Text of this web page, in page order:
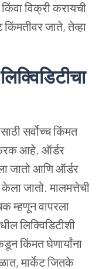
किंवाविक्रीकरायची
किंमतीवरजाते, तेव्हा
लिक्विडिटीचा
सर्वोच्चकिंमत
आहे. ऑर्डर
जातोआणिऑर्डर
केलाजातो. मालमत्तेची
म्हणूनवापरला
लिक्विडिटीशी
किंमतघेणार्यांना
मार्केटजितके